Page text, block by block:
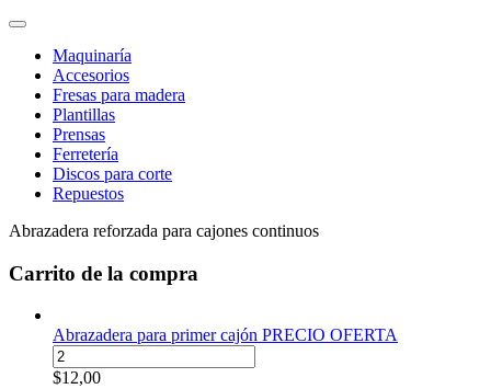
Maquinaría
Accesorios
Fresas para madera
Plantillas
Prensas
Ferretería
Discos para corte
Repuestos
Abrazadera reforzada para cajones continuos
Carrito de la compra
Abrazadera para primer cajón PRECIO OFERTA
Abrazadera
para
$12,00